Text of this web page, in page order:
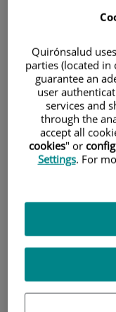
de l'home
La disfunció erèctil
per a aconseguir i
una relació sexual
disfuncions sexuals
Quirónsalud
parties (located
guarantee an
user
services and
through the
accept all
cookies" or
Settings. For